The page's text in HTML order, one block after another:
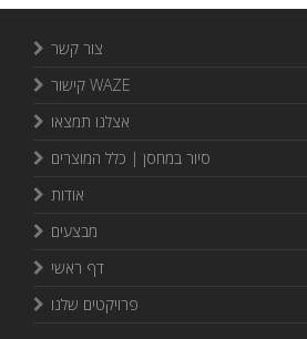
צור קשר
קישור WAZE
אצלנו תמצאו
סיור במחסן | כלל המוצרים
אודות
מבצעים
דף ראשי
פרויקטים שלנו